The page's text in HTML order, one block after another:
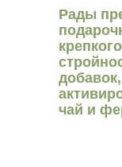
Рады
чай и